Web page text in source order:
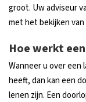
groot. Uw adviseur
met het bekijken
Hoe werkt
Wanneer u over
heeft, dan kan een
lenen zijn. Een